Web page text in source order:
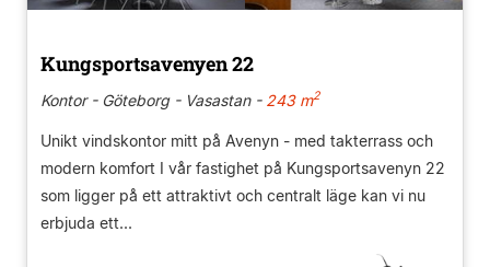
Kungsportsavenyen 22
Kontor - Göteborg - Vasastan -243 m2
Unikt vindskontor mitt på Avenyn - med takterrass och
modern komfort I vår fastighet på Kungsportsavenyn 22
som ligger på ett attraktivt och centralt läge kan vi nu
erbjuda ett...